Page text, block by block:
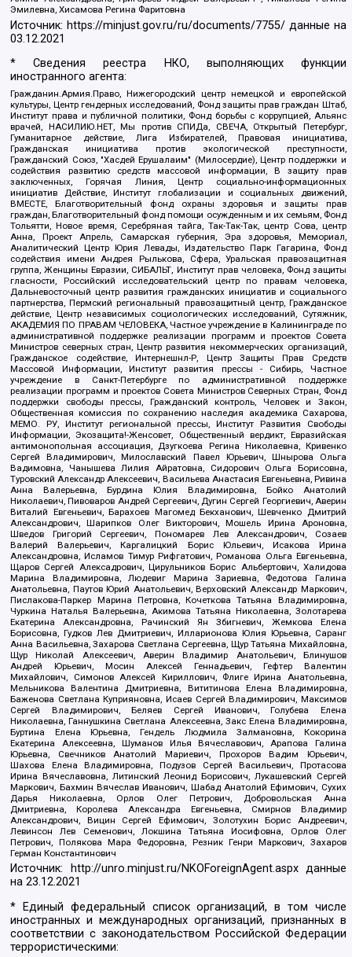
Эмилевна, Хисамова Регина Фаритовна
Источник: https://minjust.gov.ru/ru/documents/7755/ данные на
03.12.2021
* Сведения реестра НКО, выполняющих функции
иностранного агента:
Гражданин.Армия.Право, Нижегородский центр немецкой и европейской
культуры, Центр гендерных исследований, Фонд защиты прав граждан Штаб,
Институт права и публичной политики, Фонд борьбы с коррупцией, Альянс
врачей, НАСИЛИЮ.НЕТ, Мы против СПИДа, СВЕЧА, Открытый Петербург,
Гуманитарное действие, Лига Избирателей, Правовая инициатива,
Гражданская инициатива против экологической преступности,
Гражданский Союз, "Хасдей Ерушалаим" (Милосердие), Центр поддержки и
содействия развитию средств массовой информации, В защиту прав
заключенных, Горячая Линия, Центр социально-информационных
инициатив Действие, Институт глобализации и социальных движений,
ВМЕСТЕ, Благотворительный фонд охраны здоровья и защиты прав
граждан, Благотворительный фонд помощи осужденным и их семьям, Фонд
Тольятти, Новое время, Серебряная тайга, Так-Так-Так, центр Сова, центр
Анна, Проект Апрель, Самарская губерния, Эра здоровья, Мемориал,
Аналитический Центр Юрия Левады, Издательство Парк Гагарина, Фонд
содействия имени Андрея Рылькова, Сфера, Уральская правозащитная
группа, Женщины Евразии, СИБАЛЬТ, Институт прав человека, Фонд защиты
гласности, Российский исследовательский центр по правам человека,
Дальневосточный центр развития гражданских инициатив и социального
партнерства, Пермский региональный правозащитный центр, Гражданское
действие, Центр независимых социологических исследований, Сутяжник,
АКАДЕМИЯ ПО ПРАВАМ ЧЕЛОВЕКА, Частное учреждение в Калининграде по
административной поддержке реализации программ и проектов Совета
Министров северных стран, Центр развития некоммерческих организаций,
Гражданское содействие, Интернешнл-Р, Центр Защиты Прав Средств
Массовой Информации, Институт развития прессы - Сибирь, Частное
учреждение в Санкт-Петербурге по административной поддержке
реализации программ и проектов Совета Министров Северных Стран, Фонд
поддержки свободы прессы, Гражданский контроль, Человек и Закон,
Общественная комиссия по сохранению наследия академика Сахарова,
МЕМО. РУ, Институт региональной прессы, Институт Развития Свободы
Информации, Экозащита!-Женсовет, Общественный вердикт, Евразийская
антимонопольная ассоциация, Дзугкоева Регина Николаевна, Кривенко
Сергей Владимирович, Милославский Павел Юрьевич, Шнырова Ольга
Вадимовна, Чанышева Лилия Айратовна, Сидорович Ольга Борисовна,
Туровский Александр Алексеевич, Васильева Анастасия Евгеньевна, Ривина
Анна Валерьевна, Бурдина Юлия Владимировна, Бойко Анатолий
Николаевич, Пивоваров Андрей Сергеевич, Дугин Сергей Георгиевич, Аверин
Виталий Евгеньевич, Барахоев Магомед Бекханович, Шевченко Дмитрий
Александрович, Шарипков Олег Викторович, Мошель Ирина Ароновна,
Шведов Григорий Сергеевич, Пономарев Лев Александрович, Созаев
Валерий Валерьевич, Каргалицкий Борис Юльевич, Исакова Ирина
Александровна, Исламов Тимур Рифгатович, Романова Ольга Евгеньевна,
Щаров Сергей Алексадрович, Цирульников Борис Альбертович, Халидова
Марина Владимировна, Людевиг Марина Зариевна, Федотова Галина
Анатольевна, Паутов Юрий Анатольевич, Верховский Александр Маркович,
Пислакова-Паркер Марина Петровна, Кочеткова Татьяна Владимировна,
Чуркина Наталья Валерьевна, Акимова Татьяна Николаевна, Золотарева
Екатерина Александровна, Рачинский Ян Збигневич, Жемкова Елена
Борисовна, Гудков Лев Дмитриевич, Илларионова Юлия Юрьевна, Саранг
Анна Васильевна, Захарова Светлана Сергеевна, Щур Татьяна Михайловна,
Щур Николай Алексеевич, Аверин Владимир Анатольевич, Блинушов
Андрей Юрьевич, Мосин Алексей Геннадьевич, Гефтер Валентин
Михайлович, Симонов Алексей Кириллович, Флиге Ирина Анатольевна,
Мельникова Валентина Дмитриевна, Вититинова Елена Владимировна,
Баженова Светлана Куприяновна, Исаев Сергей Владимирович, Максимов
Сергей Владимирович, Беляев Сергей Иванович, Голубева Елена
Николаевна, Ганнушкина Светлана Алексеевна, Закс Елена Владимировна,
Буртина Елена Юрьевна, Гендель Людмила Залмановна, Кокорина
Екатерина Алексеевна, Шуманов Илья Вячеславович, Арапова Галина
Юрьевна, Свечников Анатолий Мариевич, Прохоров Вадим Юрьевич,
Шахова Елена Владимировна, Подузов Сергей Васильевич, Протасова
Ирина Вячеславовна, Литинский Леонид Борисович, Лукашевский Сергей
Маркович, Бахмин Вячеслав Иванович, Шабад Анатолий Ефимович, Сухих
Дарья Николаевна, Орлов Олег Петрович, Добровольская Анна
Дмитриевна, Королева Александра Евгеньевна, Смирнов Владимир
Александрович, Вицин Сергей Ефимович, Золотухин Борис Андреевич,
Левинсон Лев Семенович, Локшина Татьяна Иосифовна, Орлов Олег
Петрович, Полякова Мара Федоровна, Резник Генри Маркович, Захаров
Герман Константинович
Источник: http://unro.minjust.ru/NKOForeignAgent.aspxданные
на23.12.2021
* Единый федеральный список организаций, в том числе
иностранных и международных организаций, признанных в
соответствии с законодательством Российской Федерации
террористическими: